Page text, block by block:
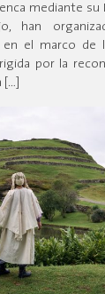
mediante
han
en el marco de
por la